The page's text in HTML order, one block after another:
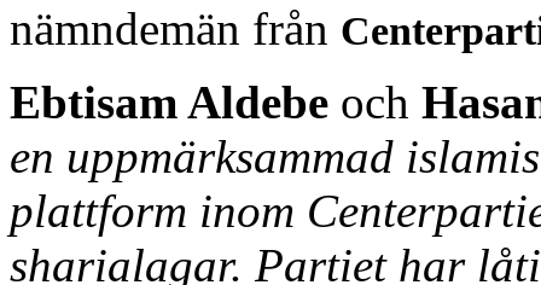
nämndemän från
Ebtisam Aldebe och
en uppmärksammad
plattform inom
sharialagar. Partiet har